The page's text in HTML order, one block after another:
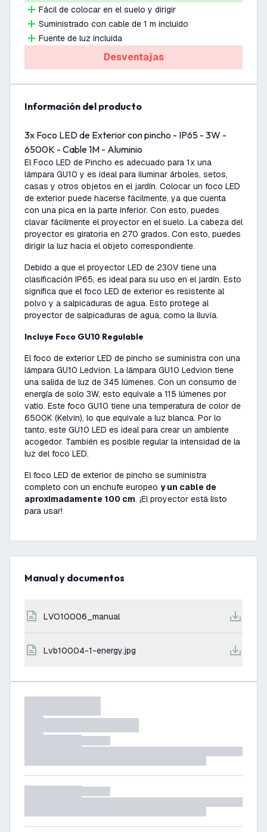
Fácil de colocar en el suelo y dirigir
Suministrado con cable de 1 m incluido
Fuente de luz incluida
Desventajas
información del producto
3x Foco LED de Exterior con pincho - IP65 - 3W -
6500K - Cable 1M - Aluminio
El Foco LED de Pincho es adecuado para 1x una
lámpara GU10 y es ideal para iluminar árboles, setos,
casas y otros objetos en el jardín. Colocar un foco LED
de exterior puede hacerse fácilmente, ya que cuenta
con una pica en la parte inferior. Con esto, puedes
clavar fácilmente el proyector en el suelo. La cabeza del
proyector es giratoria en 270 grados. Con esto, puedes
dirigir la luz hacia el objeto correspondiente.
Debido a que el proyector LED de 230V tiene una
clasificación IP65, es ideal para su uso en el jardín. Esto
significa que el foco LED de exterior es resistente al
polvo y a salpicaduras de agua. Esto protege al
proyector de salpicaduras de agua, como la lluvia.
Incluye Foco GU10 Regulable
El foco de exterior LED de pincho se suministra con una
lámpara GU10 Ledvion. La lámpara GU10 Ledvion tiene
una salida de luz de 345 lúmenes. Con un consumo de
energía de solo 3W, esto equivale a 115 lúmenes por
vatio. Este foco GU10 tiene una temperatura de color de
6500K (Kelvin), lo que equivale a luz blanca. Por lo
tanto, este GU10 LED es ideal para crear un ambiente
acogedor. También es posible regular la intensidad de la
luz del foco LED.
El foco LED de exterior de pincho se suministra
completo con un enchufe europeo y un cable de
aproximadamente 100 cm. ¡El proyector está listo
para usar!
Manual y documentos
LVO10006_manual
lvb10004-1-energy.jpg